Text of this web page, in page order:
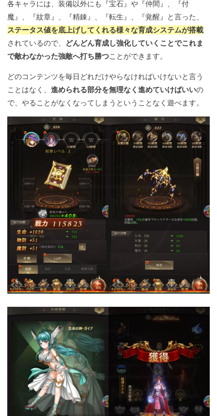
各キャラには、装備以外にも『宝石』や『仲間』、『付
魔』、『紋章』、『精錬』、『転生』、『覚醒』と言った、
ステータス値を底上げしてくれる様々な育成システムが搭載
されているので、
どんどん育成し強化していくことでこれま
で敵わなかった強敵へ打ち勝つことができます。
どのコンテンツを毎日どれだけやらなければいけないと言う
ことはなく、 進められる部分を無理なく進めていけばいいの
で、やることがなくなってしまうということなく遊べます。